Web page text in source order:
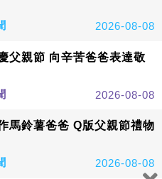
2026-08-08
父親節 向辛苦爸爸表達敬
2026-08-08
馬鈴薯爸爸 Q版父親節禮物
2026-08-08